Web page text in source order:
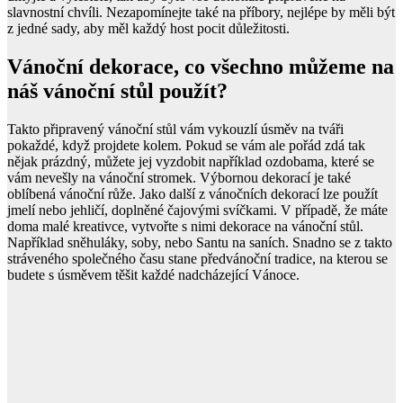
slavnostní chvíli. Nezapomínejte také na příbory, nejlépe by měli být
z jedné sady, aby měl každý host pocit důležitosti.
Vánoční dekorace, co všechno můžeme na
náš vánoční stůl použít?
Takto připravený vánoční stůl vám vykouzlí úsměv na tváři
pokaždé, když projdete kolem. Pokud se vám ale pořád zdá tak
nějak prázdný, můžete jej vyzdobit například ozdobama, které se
vám nevešly na vánoční stromek. Výbornou dekorací je také
oblíbená vánoční růže. Jako další z vánočních dekorací lze použít
jmelí nebo jehličí, doplněné čajovými svíčkami. V případě, že máte
doma malé kreativce, vytvořte s nimi dekorace na vánoční stůl.
Například sněhuláky, soby, nebo Santu na saních. Snadno se z takto
stráveného společného času stane předvánoční tradice, na kterou se
budete s úsměvem těšit každé nadcházející Vánoce.